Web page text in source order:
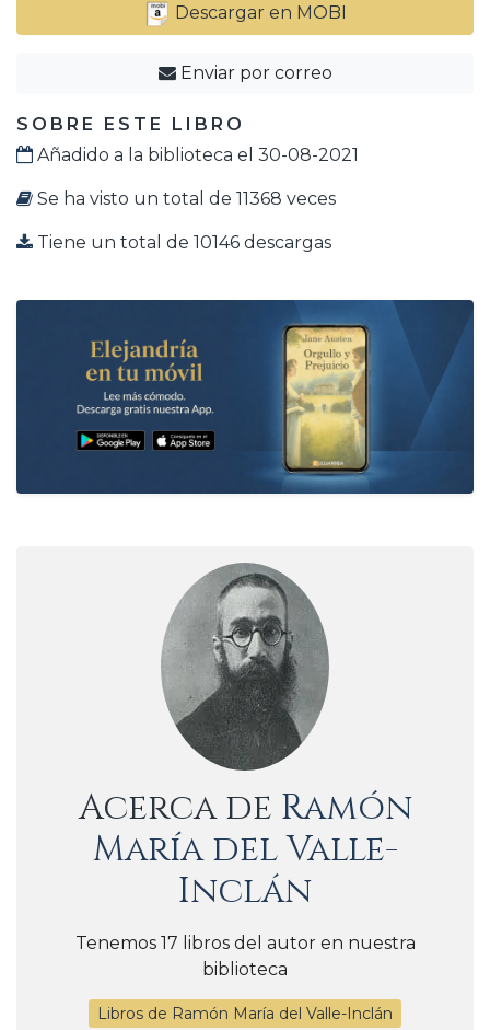
Descargar en MOBI
Enviar por correo
SOBRE ESTE LIBRO
Añadido a la biblioteca el 30-08-2021
Se ha visto un total de 11368 veces
Tiene un total de 10146 descargas
Acerca de Ramón
María del Valle-
Inclán
Tenemos 17 libros del autor en nuestra
biblioteca
Libros de Ramón María del Valle-Inclán